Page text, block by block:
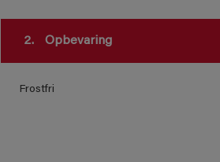
2. Opbevaring
Frostfri